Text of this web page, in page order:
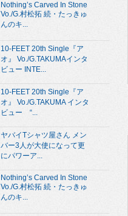
Nothing’s Carved In Stone
Vo./G.村松拓 続・たっきゅ
んのキ...
10-FEET 20th Single『ア
オ』 Vo./G.TAKUMAインタ
ビュー INTE...
10-FEET 20th Single『ア
オ』 Vo./G.TAKUMA インタ
ビュー “...
ヤバイTシャツ屋さん メン
バー3人が大使になって更
にパワーア...
Nothing’s Carved In Stone
Vo./G.村松拓 続・たっきゅ
んのキ...